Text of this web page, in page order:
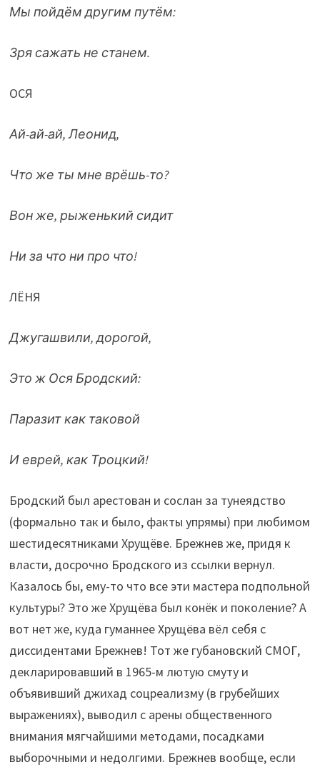
Мы пойдём другим путём:
Зря сажать не станем.
ОСЯ
Ай-ай-ай, Леонид,
Что же ты мне врёшь-то?
Вон же, рыженький сидит
Ни за что ни про что!
ЛЁНЯ
Джугашвили, дорогой,
Это ж Ося Бродский:
Паразит как таковой
И еврей, как Троцкий!
Бродский был арестован и сослан за тунеядство
(формально так и было, факты упрямы) при любимом
шестидесятниками Хрущёве. Брежнев же, придя к
власти, досрочно Бродского из ссылки вернул.
Казалось бы, ему-то что все эти мастера подпольной
культуры? Это же Хрущёва был конёк и поколение? А
вот нет же, куда гуманнее Хрущёва вёл себя с
диссидентами Брежнев! Тот же губановский СМОГ,
декларировавший в 1965-м лютую смуту и
объявивший джихад соцреализму (в грубейших
выражениях), выводил с арены общественного
внимания мягчайшими методами, посадками
выборочными и недолгими. Брежнев вообще, если